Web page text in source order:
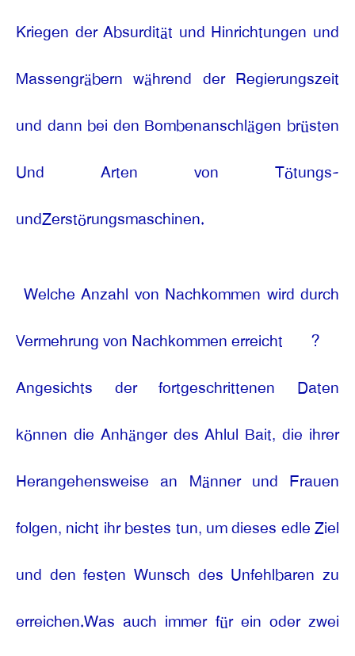
Kriegen der Absurdität und Hinrichtungen und
Massengräbern während der Regierungszeit
und dann bei den Bombenanschlägen brüsten
Und Arten von Tötungs-
undZerstörungsmaschinen.
Welche Anzahl von Nachkommen wird durch
Vermehrung von Nachkommen erreicht
?
Angesichts der fortgeschrittenen Daten
können die Anhänger des Ahlul Bait, die ihrer
Herangehensweise an Männer und Frauen
folgen, nicht ihr bestes tun, um dieses edle Ziel
und den festen Wunsch des Unfehlbaren zu
erreichen.Was auch immer für ein oder zwei